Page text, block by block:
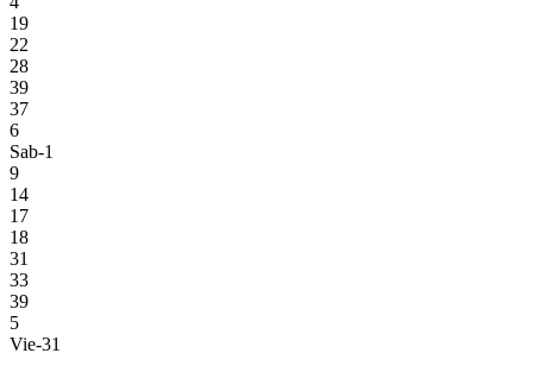
19
22
28
39
37
6
Sab-1
9
14
17
18
31
33
39
5
Vie-31